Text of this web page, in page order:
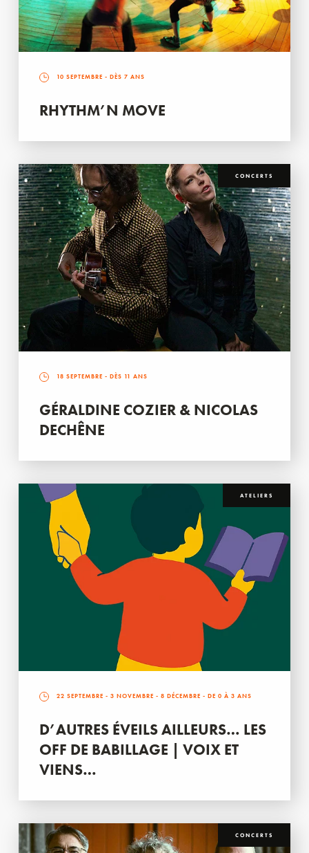
10 SEPTEMBRE - DÈS 7 ANS
RHYTHM’N MOVE
CONCERTS
18 SEPTEMBRE - DÈS 11 ANS
GÉRALDINE COZIER & NICOLAS
DECHÊNE
ATELIERS
22 SEPTEMBRE - 3 NOVEMBRE - 8 DÉCEMBRE - DE 0 À 3 ANS
D’AUTRES ÉVEILS AILLEURS… LES
OFF DE BABILLAGE | VOIX ET
VIENS…
CONCERTS